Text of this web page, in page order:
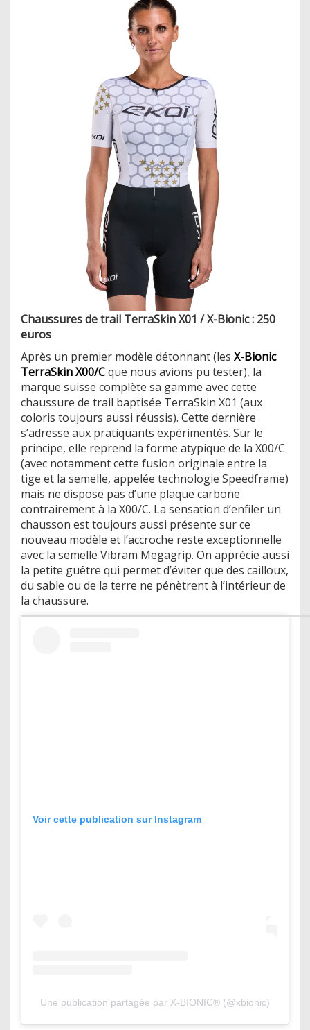
Chaussures de trail TerraSkin X01 / X-Bionic : 250
euros
Après un premier modèle détonnant (les X-Bionic
TerraSkin X00/Cque nous avions pu tester), la
marque suisse complète sa gamme avec cette
chaussure de trail baptisée TerraSkin X01 (aux
coloris toujours aussi réussis). Cette dernière
s’adresse aux pratiquants expérimentés. Sur le
principe, elle reprend la forme atypique de la X00/C
(avec notamment cette fusion originale entre la
tige et la semelle, appelée technologie Speedframe)
mais ne dispose pas d’une plaque carbone
contrairement à la X00/C. La sensation d’enfiler un
chausson est toujours aussi présente sur ce
nouveau modèle et l’accroche reste exceptionnelle
avec la semelle Vibram Megagrip. On apprécie aussi
la petite guêtre qui permet d’éviter que des cailloux,
du sable ou de la terre ne pénètrent à l’intérieur de
la chaussure.
Voir cette publication sur Instagram
Une publication partagée par X-BIONIC® (@xbionic)